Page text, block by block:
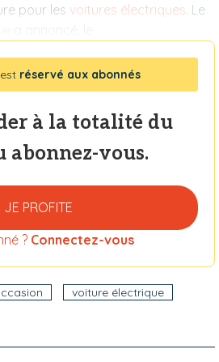
pour les voitures électriques. Le
a annoncé, le
réservé aux abonnés
à la totalité du
abonnez-vous.
JE PROFITE
? Connectez-vous
voiture électrique